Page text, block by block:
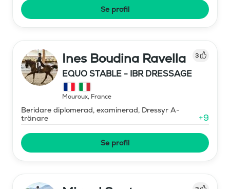
Se profil
Ines Boudina Ravella 3
EQUO STABLE - IBR DRESSAGE
Mouroux, France
Beridare diplomerad, examinerad, Dressyr A-
tränare
+9
Se profil